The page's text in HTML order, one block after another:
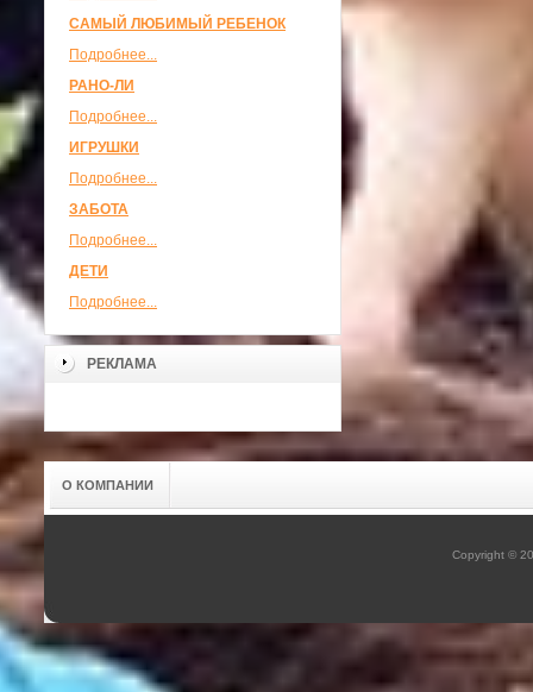
САМЫЙ ЛЮБИМЫЙ РЕБЕНОК
Подробнее...
РАНО-ЛИ
Подробнее...
ИГРУШКИ
Подробнее...
ЗАБОТА
Подробнее...
ДЕТИ
Подробнее...
РЕКЛАМА
О КОМПАНИИ
Copyright ©